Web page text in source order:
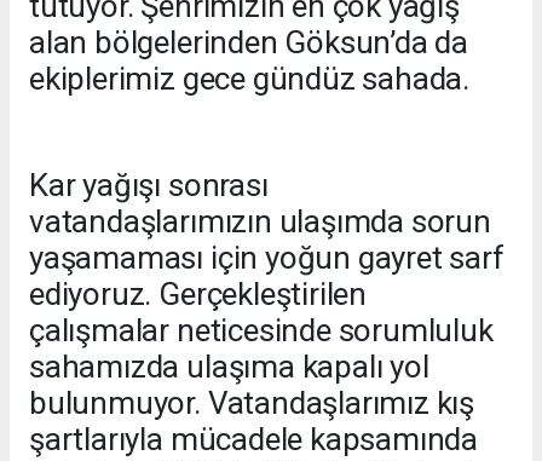
alan bölgelerinden Göksun’da da
ekiplerimiz gece gündüz sahada.
Kar yağışı sonrası
vatandaşlarımızın ulaşımda sorun
yaşamaması için yoğun gayret sarf
ediyoruz. Gerçekleştirilen
çalışmalar neticesinde sorumluluk
sahamızda ulaşıma kapalı yol
bulunmuyor. Vatandaşlarımız kış
şartlarıyla mücadele kapsamında